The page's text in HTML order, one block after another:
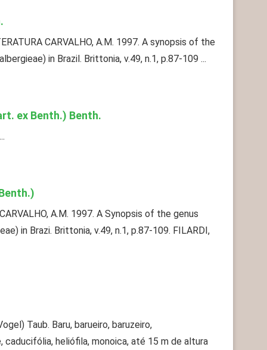
CARVALHO, A.M. 1997. A synopsis of the
in Brazil. Brittonia, v.49, n.1, p.87-109 ...
ex Benth.) Benth.
A.M. 1997. A Synopsis of the genus
in Brazi. Brittonia, v.49, n.1, p.87-109. FILARDI,
Taub. Baru, barueiro, baruzeiro,
caducifólia, heliófila, monoica, até 15 m de altura